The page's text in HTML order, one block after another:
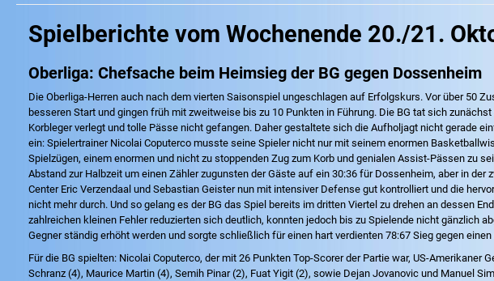
Spielberichte vom Wochenende 20./21.
Oberliga: Chefsache beim Heimsieg der BG gegen Dossenheim
Die Oberliga-Herren auch nach dem vierten Saisonspiel ungeschlagen auf Erfolgskurs. Vor über 50
besseren Start und gingen früh mit zweitweise bis zu 10 Punkten in Führung. Die BG tat sich
Korbleger verlegt und tolle Pässe nicht gefangen. Daher gestaltete sich die Aufholjagt nicht gerade
ein: Spielertrainer Nicolai Coputerco musste seine Spieler nicht nur mit seinem enormen
Spielzügen, einem enormen und nicht zu stoppenden Zug zum Korb und genialen Assist-Pässen zu
Abstand zur Halbzeit um einen Zähler zugunsten der Gäste auf ein 30:36 für Dossenheim, aber in
Center Eric Verzendaal und Sebastian Geister nun mit intensiver Defense gut kontrolliert und die
nicht mehr durch. Und so gelang es der BG das Spiel bereits im dritten Viertel zu drehen an dessen
zahlreichen kleinen Fehler reduzierten sich deutlich, konnten jedoch bis zu Spielende nicht
Gegner ständig erhöht werden und sorgte schließlich für einen hart verdienten 78:67 Sieg gegen
Für die BG spielten: Nicolai Coputerco, der mit 26 Punkten Top-Scorer der Partie war, US-
Schranz (4), Maurice Martin (4), Semih Pinar (2), Fuat Yigit (2), sowie Dejan Jovanovic und Manuel